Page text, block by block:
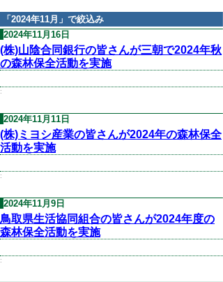
「 2024年11月 」で絞込み
2024年11月16日
(株)山陰合同銀行の皆さんが三朝で2024年秋
の森林保全活動を実施
:
2024年11月11日
(株)ミヨシ産業の皆さんが2024年の森林保全
活動を実施
:
2024年11月9日
鳥取県生活協同組合の皆さんが2024年度の
森林保全活動を実施
: